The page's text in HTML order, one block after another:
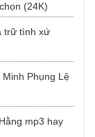
(24K)
trữ tình xứ
Phụng Lệ
mp3 hay